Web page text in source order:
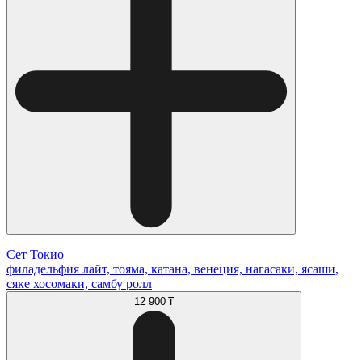
Сет Токио
филадельфия лайт, тояма, катана, венеция, нагасаки, ясаши,
сяке хосомаки, самбу ролл
12 900 ₸